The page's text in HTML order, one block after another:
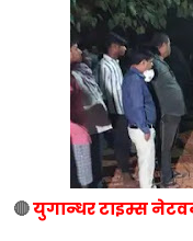
🔴युगान्धर टाइम्स